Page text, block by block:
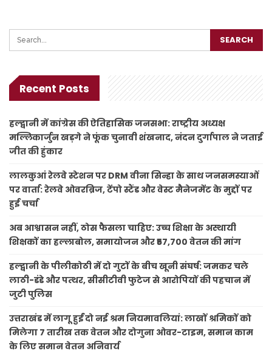
Recent Posts
हल्द्वानी में कांग्रेस की ऐतिहासिक जनसभा: राष्ट्रीय अध्यक्ष
मल्लिकार्जुन खड़गे ने फूंक चुनावी शंखनाद, नंदन दुर्गापाल ने जताई
जीत की हुंकार
लालकुआं रेलवे स्टेशन पर DRM वीना सिन्हा के साथ जनसमस्याओं
पर वार्ता: रेलवे ओवरब्रिज, टेंपो स्टैंड और वेस्ट मैनेजमेंट के मुद्दों पर
हुई चर्चा
अब आश्वासन नहीं, ठोस फैसला चाहिए: उच्च शिक्षा के अस्थायी
शिक्षकों का हल्लाबोल, समायोजन और ₹57,700 वेतन की मांग
हल्द्वानी के पीलीकोठी में दो गुटों के बीच खूनी संघर्ष: जमकर चले
लाठी-डंडे और पत्थर, सीसीटीवी फुटेज से आरोपियों की पहचान में
जुटी पुलिस
उत्तराखंड में लागू हुईं दो नई श्रम नियमावलियां: लाखों श्रमिकों को
मिलेगा 7 तारीख तक वेतन और दोगुना ओवर-टाइम, समान काम
के लिए समान वेतन अनिवार्य